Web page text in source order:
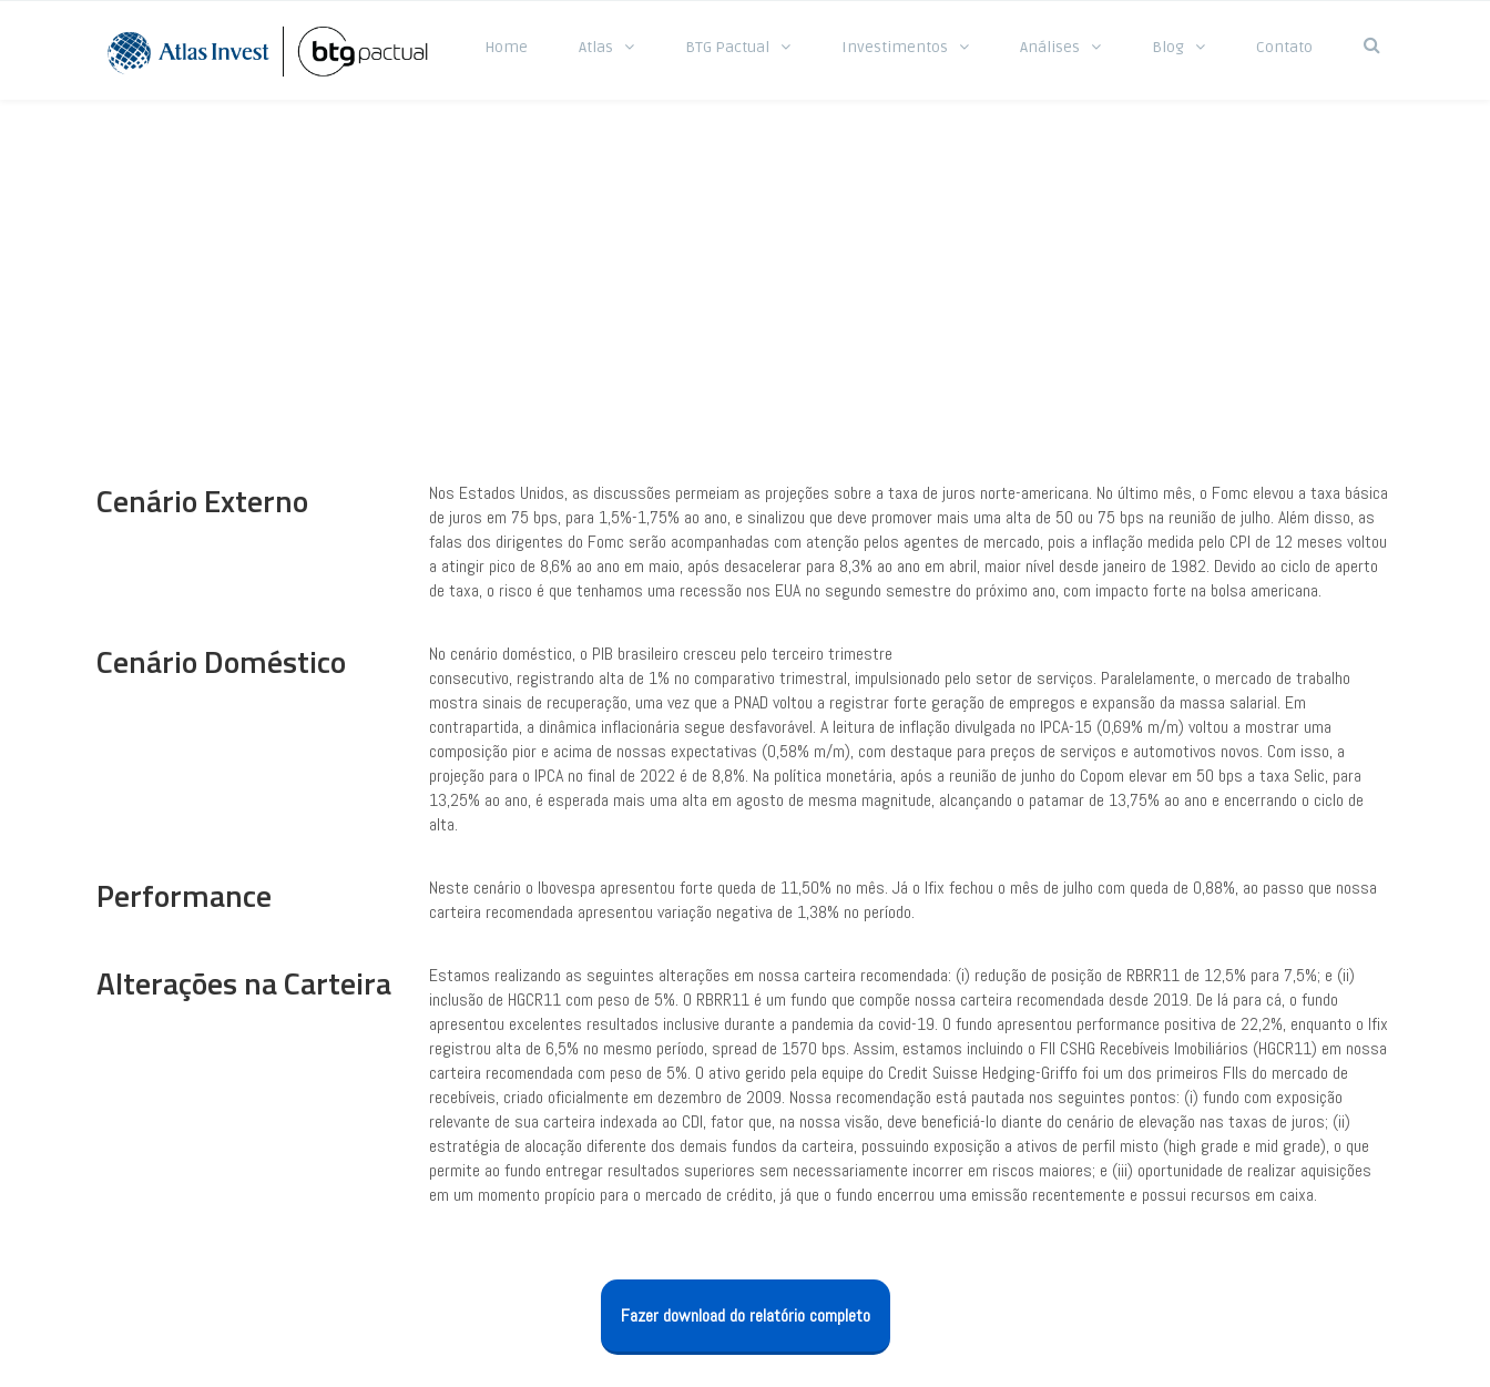
Home Atlas BTG Pactual Investimentos Análises Blog Contato
Cenário Externo
Nos Estados Unidos, as discussões permeiam as projeções sobre a taxa de juros norte-americana. No último mês, o Fomc elevou a taxa básica
de juros em 75 bps, para 1,5%-1,75% ao ano, e sinalizou que deve promover mais uma alta de 50 ou 75 bps na reunião de julho. Além disso, as
falas dos dirigentes do Fomc serão acompanhadas com atenção pelos agentes de mercado, pois a inflação medida pelo CPI de 12 meses voltou
a atingir pico de 8,6% ao ano em maio, após desacelerar para 8,3% ao ano em abril, maior nível desde janeiro de 1982. Devido ao ciclo de aperto
de taxa, o risco é que tenhamos uma recessão nos EUA no segundo semestre do próximo ano, com impacto forte na bolsa americana.
Cenário Doméstico
No cenário doméstico, o PIB brasileiro cresceu pelo terceiro trimestre
consecutivo, registrando alta de 1% no comparativo trimestral, impulsionado pelo setor de serviços. Paralelamente, o mercado de trabalho
mostra sinais de recuperação, uma vez que a PNAD voltou a registrar forte geração de empregos e expansão da massa salarial. Em
contrapartida, a dinâmica inflacionária segue desfavorável. A leitura de inflação divulgada no IPCA-15 (0,69% m/m) voltou a mostrar uma
composição pior e acima de nossas expectativas (0,58% m/m), com destaque para preços de serviços e automotivos novos. Com isso, a
projeção para o IPCA no final de 2022 é de 8,8%. Na política monetária, após a reunião de junho do Copom elevar em 50 bps a taxa Selic, para
13,25% ao ano, é esperada mais uma alta em agosto de mesma magnitude, alcançando o patamar de 13,75% ao ano e encerrando o ciclo de
alta.
Performance
Neste cenário o Ibovespa apresentou forte queda de 11,50% no mês. Já o Ifix fechou o mês de julho com queda de 0,88%, ao passo que nossa
carteira recomendada apresentou variação negativa de 1,38% no período.
Alterações na Carteira
Estamos realizando as seguintes alterações em nossa carteira recomendada: (i) redução de posição de RBRR11 de 12,5% para 7,5%; e (ii)
inclusão de HGCR11 com peso de 5%. O RBRR11 é um fundo que compõe nossa carteira recomendada desde 2019. De lá para cá, o fundo
apresentou excelentes resultados inclusive durante a pandemia da covid-19. O fundo apresentou performance positiva de 22,2%, enquanto o Ifix
registrou alta de 6,5% no mesmo período, spread de 1570 bps. Assim, estamos incluindo o FII CSHG Recebíveis Imobiliários (HGCR11) em nossa
carteira recomendada com peso de 5%. O ativo gerido pela equipe do Credit Suisse Hedging-Griffo foi um dos primeiros FIIs do mercado de
recebíveis, criado oficialmente em dezembro de 2009. Nossa recomendação está pautada nos seguintes pontos: (i) fundo com exposição
relevante de sua carteira indexada ao CDI, fator que, na nossa visão, deve beneficiá-lo diante do cenário de elevação nas taxas de juros; (ii)
estratégia de alocação diferente dos demais fundos da carteira, possuindo exposição a ativos de perfil misto (high grade e mid grade), o que
permite ao fundo entregar resultados superiores sem necessariamente incorrer em riscos maiores; e (iii) oportunidade de realizar aquisições
em um momento propício para o mercado de crédito, já que o fundo encerrou uma emissão recentemente e possui recursos em caixa.
Fazer download do relatório completo